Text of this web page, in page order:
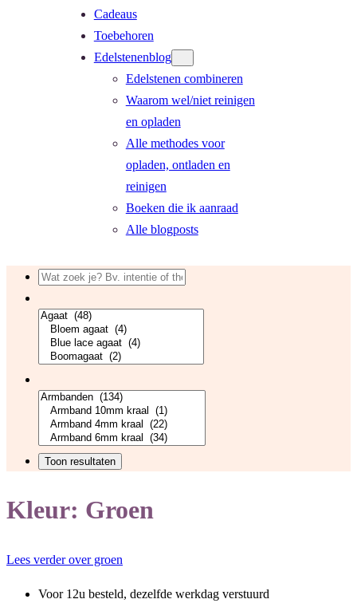
Cadeaus
Toebehoren
Edelstenenblog
Edelstenen combineren
Waarom wel/niet reinigen
en opladen
Alle methodes voor
opladen, ontladen en
reinigen
Boeken die ik aanraad
Alle blogposts
Kleur: Groen
Lees verder over groen
Voor 12u besteld, dezelfde werkdag verstuurd